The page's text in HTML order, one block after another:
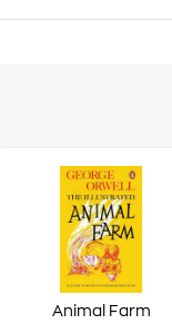
Animal Farm